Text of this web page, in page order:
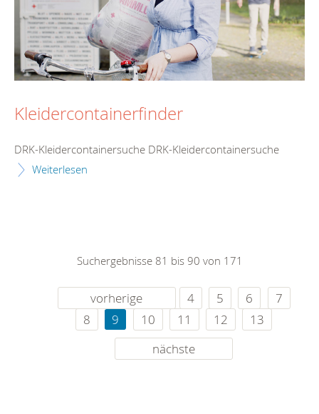
Kleidercontainerfinder
DRK-Kleidercontainersuche DRK-Kleidercontainersuche
Weiterlesen
Suchergebnisse 81 bis 90 von 171
vorherige 4 5 6
7
8
9 10 11 12
13
nächste